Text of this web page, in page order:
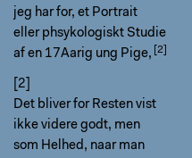
jeg har for, et Portrait
eller phsykologiskt Studie
af en 17Aarig ung Pige,
[2]
Det bliver for Resten vist
ikke videre godt, men
som Helhed, naar man